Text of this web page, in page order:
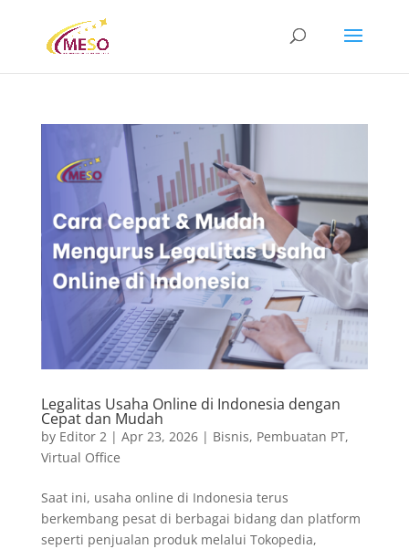
Legalitas Usaha Online di Indonesia dengan
Cepat dan Mudah
by Editor 2 | Apr 23, 2026| Bisnis, Pembuatan PT,
Virtual Office
Saat ini, usaha online di Indonesia terus
berkembang pesat di berbagai bidang dan platform
seperti penjualan produk melalui Tokopedia,